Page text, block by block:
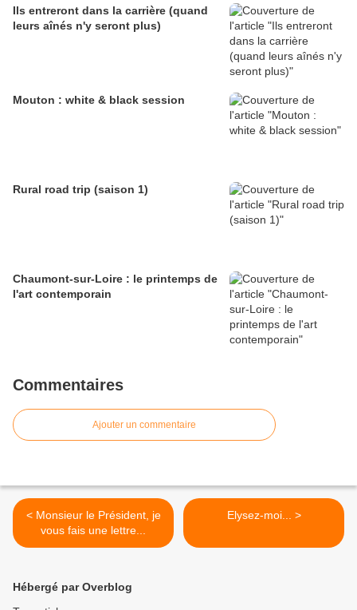
Ils entreront dans la carrière (quand
leurs aînés n'y seront plus)
Mouton : white & black session
Rural road trip (saison 1)
Chaumont-sur-Loire : le printemps de
l'art contemporain
Commentaires
Ajouter un commentaire
< Monsieur le Président, je
vous fais une lettre...
Elysez-moi... >
Hébergé par Overblog